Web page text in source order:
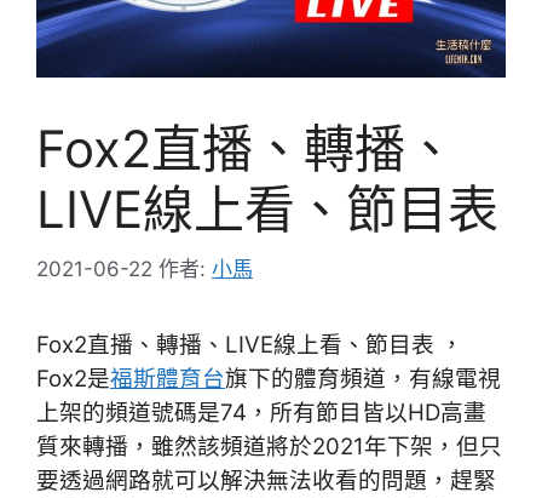
Fox2直播、轉播、
LIVE線上看、節目表
2021-06-22 作者: 小馬
Fox2直播、轉播、LIVE線上看、節目表 ，
Fox2是福斯體育台旗下的體育頻道，有線電視
上架的頻道號碼是74，所有節目皆以HD高畫
質來轉播，雖然該頻道將於2021年下架，但只
要透過網路就可以解決無法收看的問題，趕緊